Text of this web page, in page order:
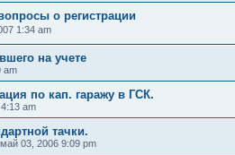
о регистрации
1:34 am
на учете
am
по кап. гаражу в ГСК.
am
тачки.
03, 2006 9:09 pm